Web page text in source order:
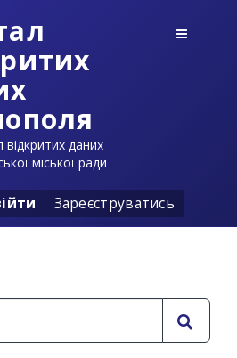
даних
міської ради
Зареєструватись